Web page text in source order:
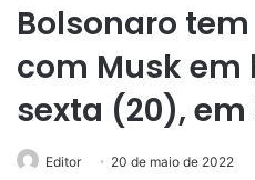
Bolsonaro
com Musk em
sexta (20), em
Editor 20 de maio de 2022